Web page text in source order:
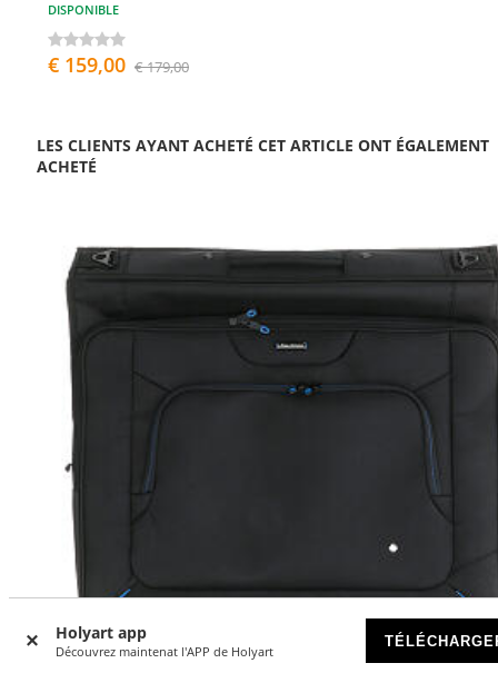
Holyart app
Découvrez maintenat l'APP de Holyart
DISPONIBLE
€ 159,00 € 179,00
LES CLIENTS AYANT ACHETÉ CET ARTICLE ONT ÉGALEMENT
ACHETÉ